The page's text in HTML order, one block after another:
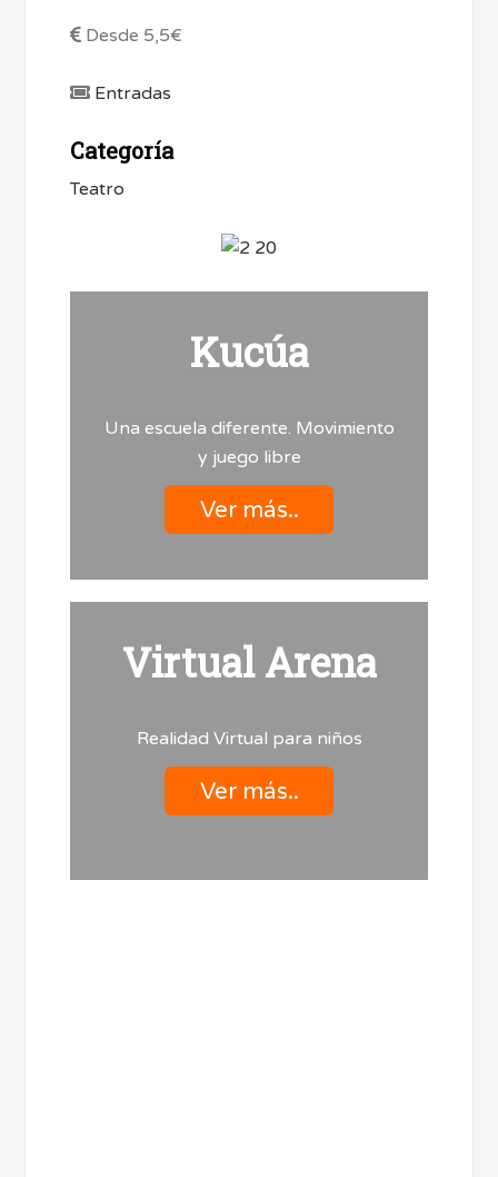
Desde 5,5€
Entradas
Categoría
Teatro
Kucúa
Una escuela diferente. Movimiento
y juego libre
Ver más..
Virtual Arena
Realidad Virtual para niños
Ver más..